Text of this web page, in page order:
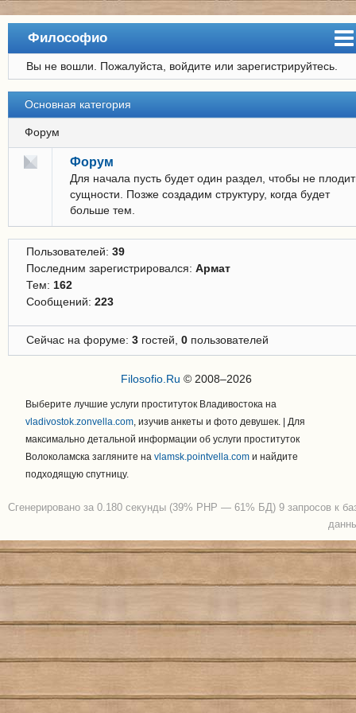
Философио
Сайт
Форум
Регистрация
Вход
Вы не вошли. Пожалуйста, войдите или зарегистрируйтесь.
Основная категория
Форум
Форум
Для начала пусть будет один раздел, чтобы не
сущности. Позже создадим структуру, когда будет
больше тем.
Пользователей: 39
Последним зарегистрировался: Армат
Тем: 162
Сообщений: 223
Сейчас на форуме: 3гостей, 0пользователей
Filosofio.Ru © 2008–2026
Выберите лучшие услуги проституток Владивостока на
vladivostok.zonvella.com, изучив анкеты и фото девушек. | Для
максимально детальной информации об услуги проституток
Волоколамска загляните на vlamsk.pointvella.comи найдите
подходящую спутницу.
Сгенерировано за 0.180 секунды (39% PHP — 61% БД) 9 запросов к